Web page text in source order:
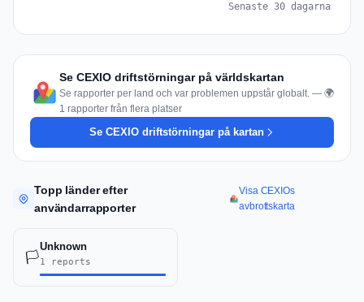
Senaste 30 dagarna
Se CEXIO driftstörningar på världskartan
Se rapporter per land och var problemen uppstår globalt. — 🌍
1 rapporter från flera platser
Se CEXIO driftstörningar på kartan
Topp länder efter
användarrapporter
Visa CEXIOs
avbrottskarta
🏳️
Unknown
1 reports